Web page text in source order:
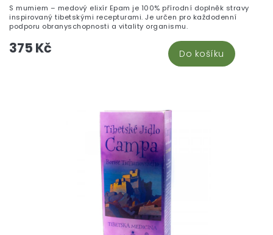
375 Kč Do košíku
S mumiem – medový elixír Epam je 100% přírodní doplněk stravy
inspirovaný tibetskými recepturami. Je určen pro každodenní
podporu obranyschopnosti a vitality organismu.